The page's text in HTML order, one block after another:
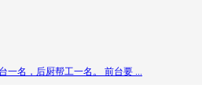
一名，后厨帮工一名。 前台要 ...